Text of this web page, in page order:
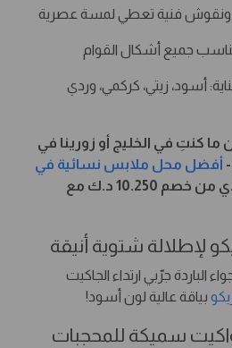
ونقوش فنية تعطي لمسة عصرية
أسود، زيتي، كركمي، وردي
ما كنتِ في الخليج أو زورينا في
أفضل محل ملابس نسائية في
- واستفادي من خصم 10.250 د.ك مع
لإطلالة شتوية أنيقة
الباردة جرّبي ارتداء الجاكيت
بياقة عالية لون أسود!
سميكة للمحجبات